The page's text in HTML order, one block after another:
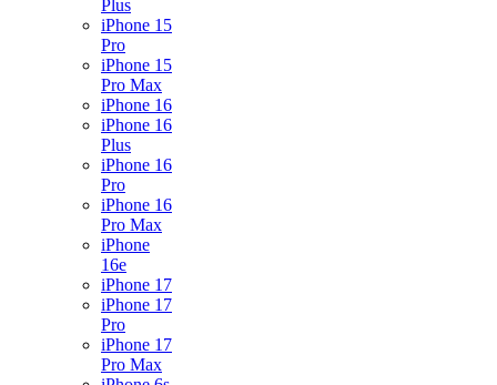
Plus
iPhone 15
Pro
iPhone 15
Pro Max
iPhone 16
iPhone 16
Plus
iPhone 16
Pro
iPhone 16
Pro Max
iPhone
16e
iPhone 17
iPhone 17
Pro
iPhone 17
Pro Max